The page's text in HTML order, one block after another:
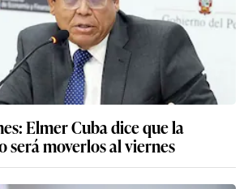
Elmer Cuba dice que la
será moverlos al viernes